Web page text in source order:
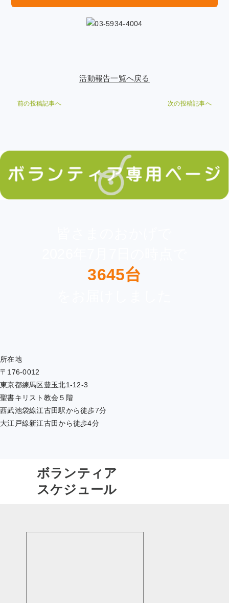
活動報告一覧へ戻る
前の投稿記事へ 次の投稿記事へ
3645台
所在地
〒176-0012
東京都練馬区豊玉北1-12-3
聖書キリスト教会５階
西武池袋線江古田駅から徒歩7分
大江戸線新江古田から徒歩4分
ボランティア
スケジュール